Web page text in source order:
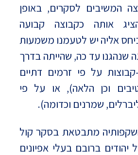
המשיבים לסקרים, באופן
אותה כקבוצה קבועה
אליה יש לטעמנו משמעות
שנהגנו עד כה, שהייתה בדרך
על פי זרמים דתיים
וכן הלאה), או על פי
שמרנים וכדומה).
מתבטאת בסקר קול
ברובם בעלי אפיונים